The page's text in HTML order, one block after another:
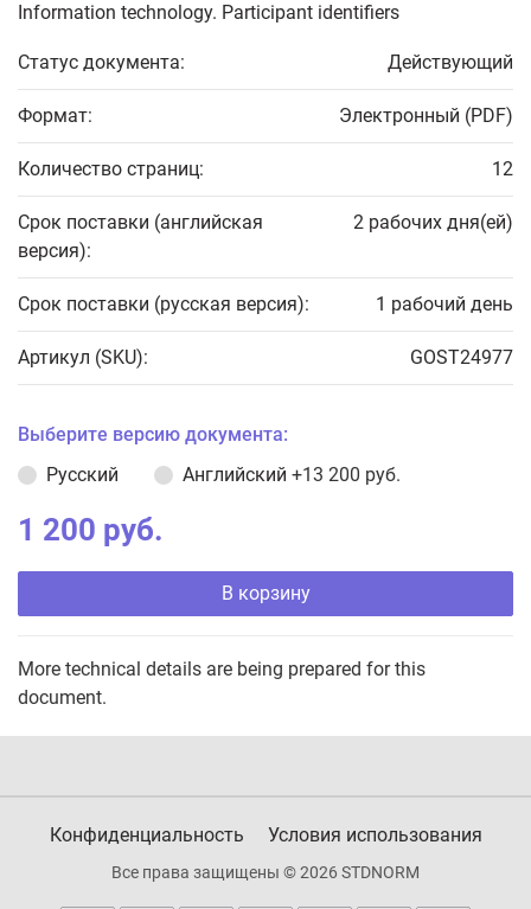
Information technology. Participant identifiers
Статус документа: Действующий
Формат: Электронный (PDF)
Количество страниц: 12
Срок поставки (английская
версия):
2 рабочих дня(ей)
Срок поставки (русская версия): 1 рабочий день
Артикул (SKU): GOST24977
Выберите версию документа:
Русский
Английский +13 200 руб.
1 200 руб.
В корзину
More technical details are being prepared for this
document.
Конфиденциальность Условия использования
Все права защищены © 2026 STDNORM